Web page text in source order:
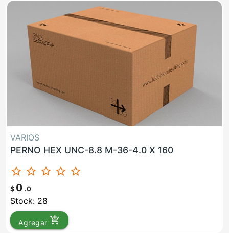
VARIOS
PERNO HEX UNC-8.8 M-36-4.0 X 160
star_border star_border star_border star_border star_border
$ 0 .0
Stock: 28
Agregar add_shopping_cart